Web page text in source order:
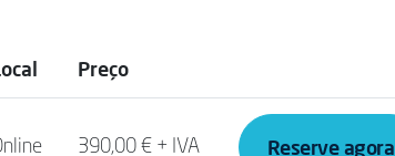
Preço
390,00 € + IVA Reserve agora